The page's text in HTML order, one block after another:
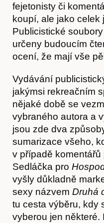
fejetonisty či
koupí, ale jako celek
Publicistické
určeny budoucím
ocení, že mají vše
Vydávání
jakýmsi rekreačním
nějaké době se
vybraného autora a
jsou zde dva
sumarizace všeho,
v případě
Sedláčka pro
vyšly důkladně
sexy názvem Druhá
tu cesta výběru, kdy
vyberou jen některé.